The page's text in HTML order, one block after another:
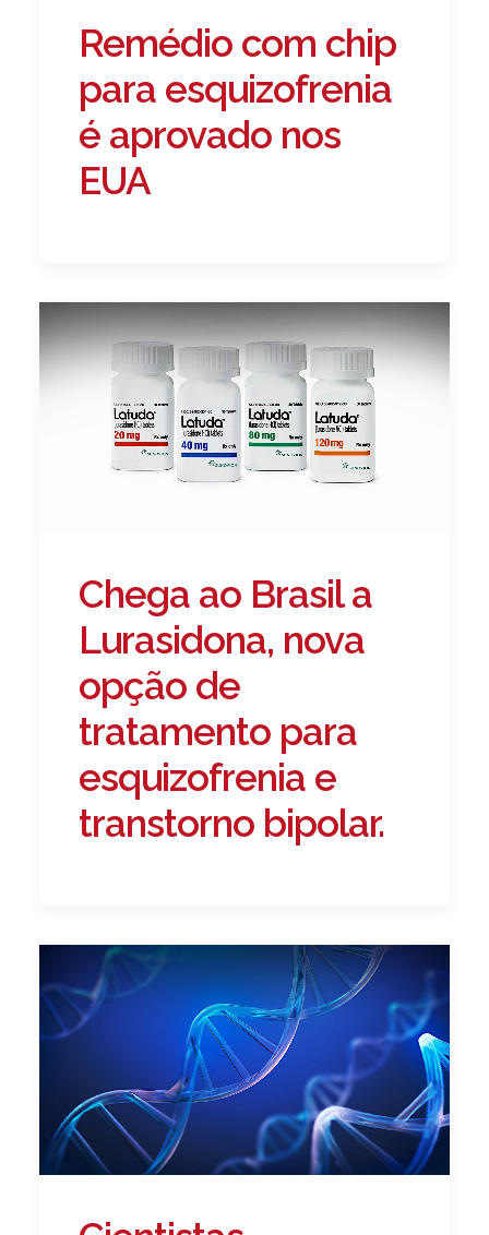
Remédio com chip
para esquizofrenia
é aprovado nos
EUA
Chega ao Brasil a
Lurasidona, nova
opção de
tratamento para
esquizofrenia e
transtorno bipolar.